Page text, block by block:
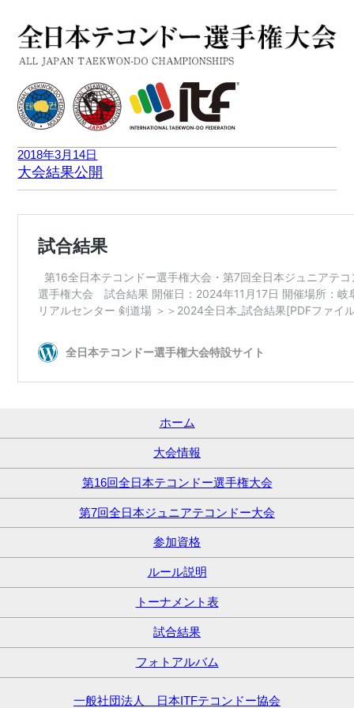
2018年3月14日
大会結果公開
ホーム
大会情報
第16回全日本テコンドー選手権大会
第7回全日本ジュニアテコンドー大会
参加資格
ルール説明
トーナメント表
試合結果
フォトアルバム
一般社団法人 日本ITFテコンドー協会